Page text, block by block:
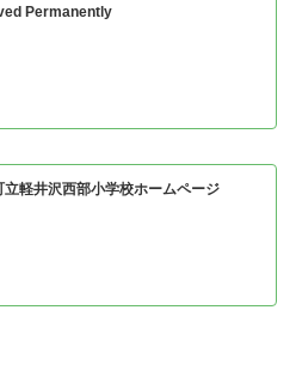
Permanently
立軽井沢西部小学校ホームページ